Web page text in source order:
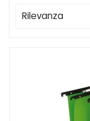
Rilevanza